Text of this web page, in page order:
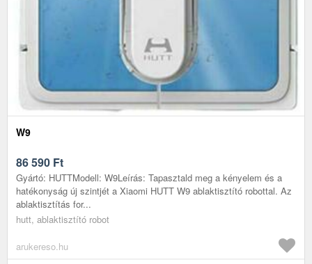
W9
86 590 Ft
Gyártó: HUTTModell: W9Leírás: Tapasztald meg a kényelem és a
hatékonyság új szintjét a Xiaomi HUTT W9 ablaktisztító robottal. Az
ablaktisztítás for...
hutt, ablaktisztító robot
arukereso.hu